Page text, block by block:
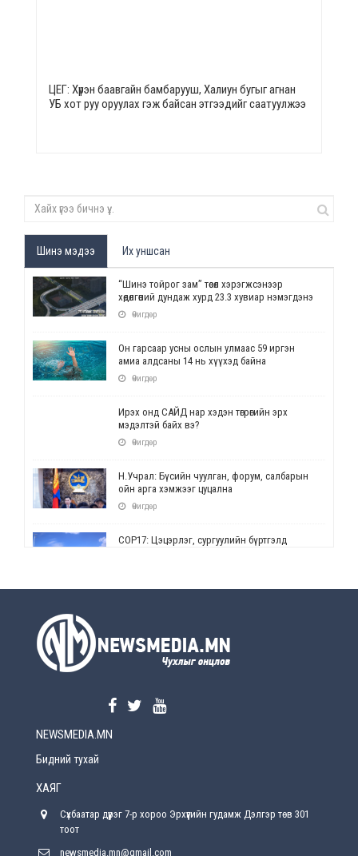
ЦЕГ: Хүрэн баавгайн бамбарууш, Халиун бугыг агнан
УБ хот руу оруулах гэж байсан этгээдийг саатуулжээ
Шинэ мэдээ Их уншсан
“Шинэ тойрог зам” төсөл хэрэгжсэнээр
хөдөлгөөний дундаж хурд 23.3 хувиар нэмэгдэнэ
Өчигдөр
Он гарсаар усны ослын улмаас 59 иргэн
амиа алдсаны 14 нь хүүхэд байна
Өчигдөр
Ирэх онд САЙД нар хэдэн төгрөгийн эрх
мэдэлтэй байх вэ?
Өчигдөр
Н.Учрал: Бүсийн чуулган, форум, салбарын
ойн арга хэмжээг цуцална
Өчигдөр
СОР17: Цэцэрлэг, сургуулийн бүртгэлд
Өчигдөр
Өчигдөр
хүрсэн өгөөжөөрөө ажлаа үнэлж, хэрэгжилтээ
NEWSMEDIA.MN
Бидний тухай
ХАЯГ
Сүхбаатар дүүрэг 7-р хороо Эрхүүгийн гудамж Дэлгэр төв 301
тоот
newsmedia.mn@gmail.com